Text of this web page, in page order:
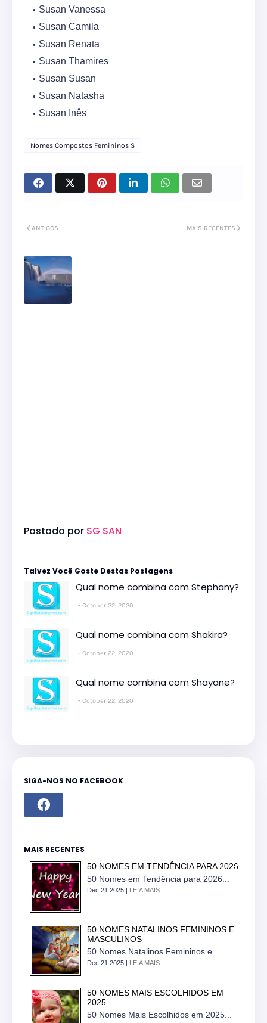
Susan Vanessa
Susan Camila
Susan Renata
Susan Thamires
Susan Susan
Susan Natasha
Susan Inês
Nomes Compostos Femininos S
MAIS RECENTES
ANTIGOS
Postado por SG SAN
Talvez Você Goste Destas Postagens
Qual nome combina com Stephany?
October 22, 2020
Qual nome combina com Shakira?
October 22, 2020
Qual nome combina com Shayane?
October 22, 2020
SIGA-NOS NO FACEBOOK
MAIS RECENTES
50 NOMES EM TENDÊNCIA PARA 2026
50 Nomes em Tendência para 2026...
Dec 21 2025 | LEIA MAIS
50 NOMES NATALINOS FEMININOS E
MASCULINOS
50 Nomes Natalinos Femininos e...
Dec 21 2025 | LEIA MAIS
50 NOMES MAIS ESCOLHIDOS EM
2025
50 Nomes Mais Escolhidos em 2025...